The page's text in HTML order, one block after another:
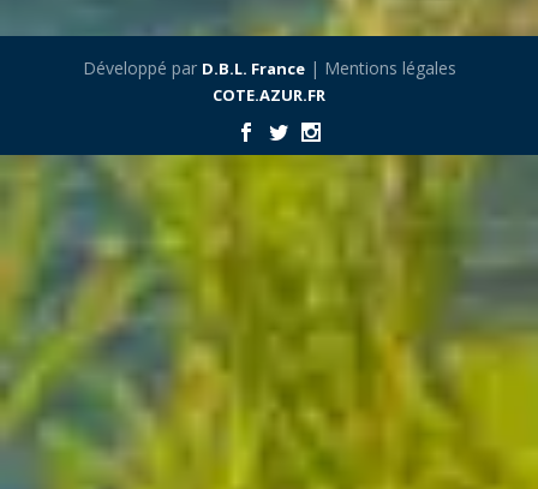
Développé par D.B.L. France| Mentions légales
COTE.AZUR.FR